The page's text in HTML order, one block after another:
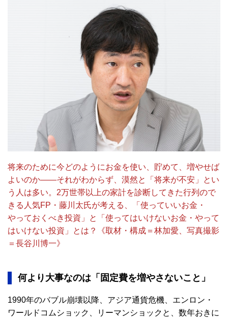
将来のために今どのようにお金を使い、貯めて、増やせば
よいのか――それがわからず、漠然と「将来が不安」とい
う人は多い。2万世帯以上の家計を診断してきた行列ので
きる人気FP・藤川太氏が考える、「使っていいお金・
やっておくべき投資」と「使ってはいけないお金・やって
はいけない投資」とは？《取材・構成＝林加愛、写真撮影
＝長谷川博一》
何より大事なのは「固定費を増やさないこと」
1990年のバブル崩壊以降、アジア通貨危機、エンロン・
ワールドコムショック、リーマンショックと、数年おきに